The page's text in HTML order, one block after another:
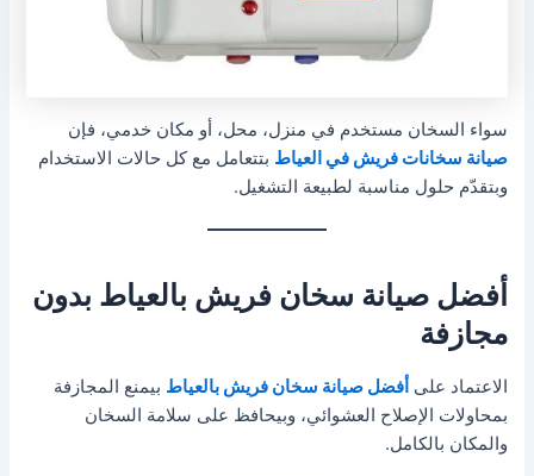
سواء السخان مستخدم في منزل، محل، أو مكان خدمي، فإن
صيانة سخانات فريش في العياط بتتعامل مع كل حالات الاستخدام
وبتقدّم حلول مناسبة لطبيعة التشغيل.
أفضل صيانة سخان فريش بالعياط بدون
مجازفة
الاعتماد على أفضل صيانة سخان فريش بالعياط بيمنع المجازفة
بمحاولات الإصلاح العشوائي، وبيحافظ على سلامة السخان
والمكان بالكامل.